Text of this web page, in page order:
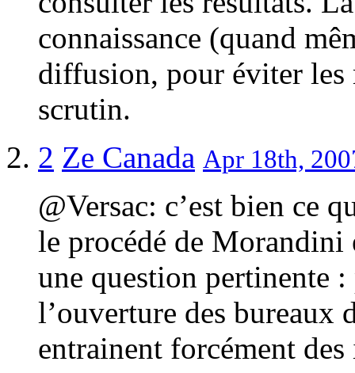
connaissance (quand
diffusion, pour éviter les
scrutin.
2 Ze Canada Apr 18th,
@Versac: c’est bien ce
le procédé de
une question pertinente
l’ouverture des bureaux
entrainent forcément